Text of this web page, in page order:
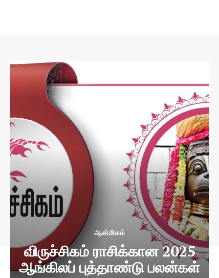
ஆன்மிகம்
விருச்சிகம் ராசிக்கான 2025
ஆங்கிலப் புத்தாண்டு பலன்கள்